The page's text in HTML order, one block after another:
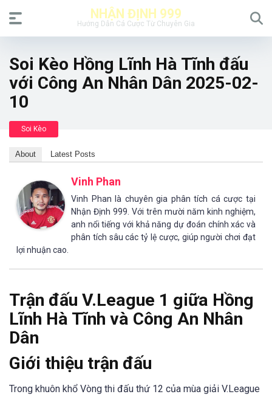
NHẬN ĐỊNH 999
Hướng Dẫn Cá Cược Từ Chuyên Gia
Soi Kèo Hồng Lĩnh Hà Tĩnh đấu
với Công An Nhân Dân 2025-02-
10
Soi Kèo
About Latest Posts
Vinh Phan
Vinh Phan là chuyên gia phân tích cá cược tại
Nhận Định 999. Với trên mười năm kinh nghiệm,
anh nổi tiếng với khả năng dự đoán chính xác và
phân tích sâu các tỷ lệ cược, giúp người chơi đạt
lợi nhuận cao.
Trận đấu V.League 1 giữa Hồng
Lĩnh Hà Tĩnh và Công An Nhân
Dân
Giới thiệu trận đấu
Trong khuôn khổ Vòng thi đấu thứ 12 của mùa giải V.League